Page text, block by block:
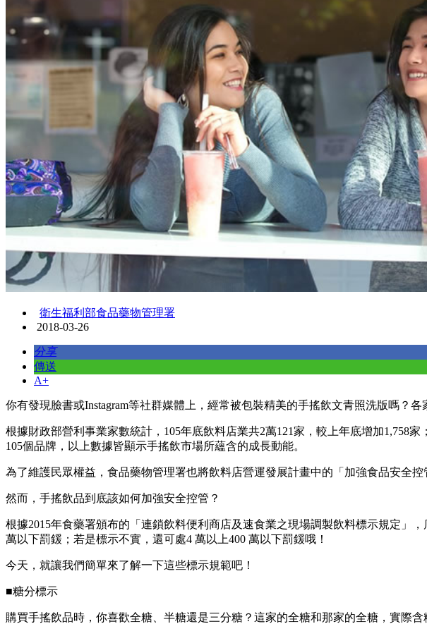
衛生福利部食品藥物管理署
2018-03-26
分享
傳送
A+
你有發現臉書或Instagram等社群媒體上，經常被包裝精美的手搖飲文青照洗版嗎？
根據財政部營利事業家數統計，105年底飲料店業共2萬121家，較上年底增加1,758
105個品牌，以上數據皆顯示手搖飲市場所蘊含的成長動能。
為了維護民眾權益，食品藥物管理署也將飲料店營運發展計畫中的「加強食品安全控
然而，手搖飲品到底該如何加強安全控管？
根據2015年食藥署頒布的「連鎖飲料便利商店及速食業之現場調製飲料標示規定」
萬以下罰鍰；若是標示不實，還可處4 萬以上400 萬以下罰鍰哦！
今天，就讓我們簡單來了解一下這些標示規範吧！
■糖分標示
購買手搖飲品時，你喜歡全糖、半糖還是三分糖？這家的全糖和那家的全糖，實際